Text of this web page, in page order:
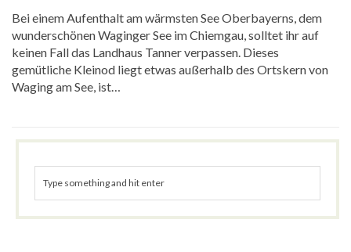
Bei einem Aufenthalt am wärmsten See Oberbayerns, dem
wunderschönen Waginger See im Chiemgau, solltet ihr auf
keinen Fall das Landhaus Tanner verpassen. Dieses
gemütliche Kleinod liegt etwas außerhalb des Ortskern von
Waging am See, ist…